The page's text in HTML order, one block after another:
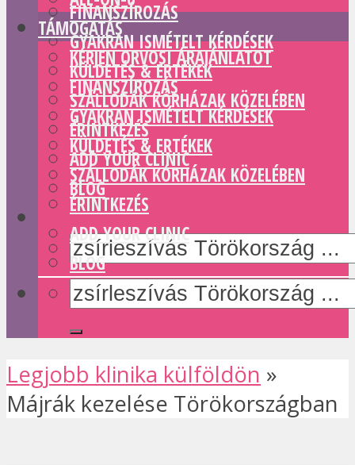
FINANSZÍROZÁS
GYAKRAN ISMÉTELT KÉRDÉSEK
KÜLDETÉS & ERTÉKEK
SZÁLLODÁK KÓRHÁZAK KÖZELÉBEN
ÉRINTKEZÉS
ADD YOUR CLINIC
BLOG
TÁMOGATÁS
KÉRJEN ORVOSI ÁRAJÁNLATOT
FINANSZÍROZÁS
GYAKRAN ISMÉTELT KÉRDÉSEK
KÜLDETÉS & ERTÉKEK
SZÁLLODÁK KÓRHÁZAK KÖZELÉBEN
ÉRINTKEZÉS
ADD YOUR CLINIC
BLOG
Legjobb klinika külföldön »
Májrák kezelése Törökországban